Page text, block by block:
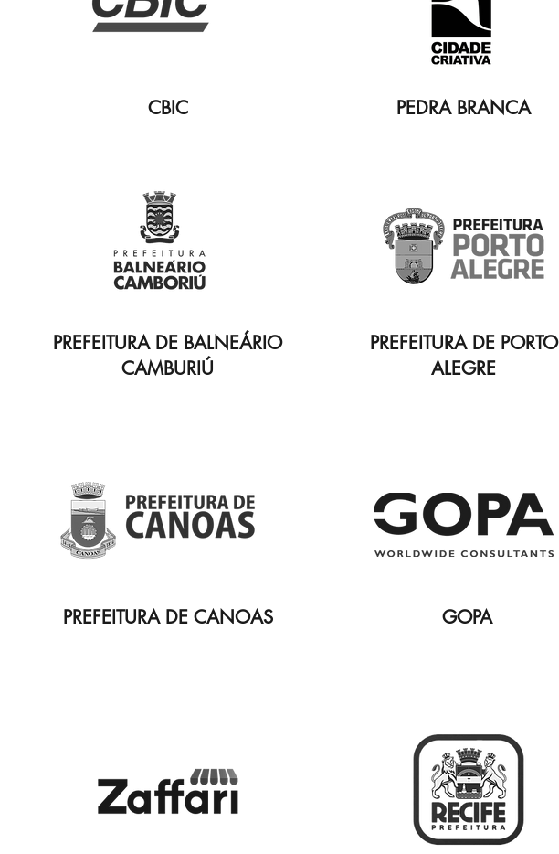
CBIC PEDRA BRANCA
PREFEITURA DE BALNEÁRIO
CAMBURIÚ
PREFEITURA DE PORTO
ALEGRE
PREFEITURA DE CANOAS GOPA